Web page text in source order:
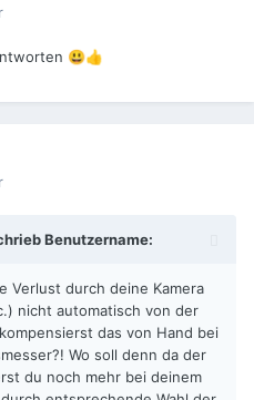
😃👍
Benutzername:
Verlust durch deine Kamera
nicht automatisch von der
das von Hand bei
Wo soll denn da der
du noch mehr bei deinem